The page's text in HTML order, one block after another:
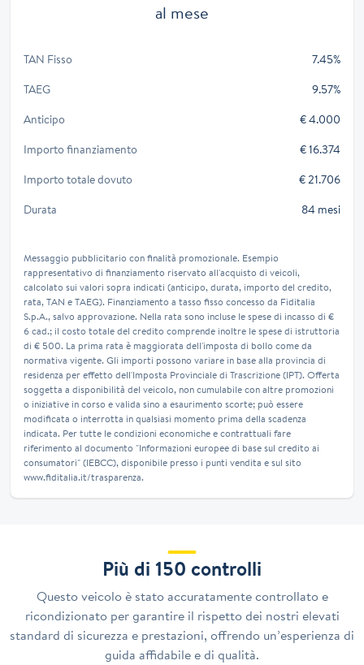
al mese
TAN Fisso
7.45%
TAEG
9.57%
Anticipo
€ 4.000
Importo finanziamento
€ 16.374
Importo totale dovuto
€ 21.706
Durata
84 mesi
Messaggio pubblicitario con finalità promozionale. Esempio
rappresentativo di finanziamento riservato all'acquisto di veicoli,
calcolato sui valori sopra indicati (anticipo, durata, importo del credito,
rata, TAN e TAEG). Finanziamento a tasso fisso concesso da Fiditalia
S.p.A., salvo approvazione. Nella rata sono incluse le spese di incasso di €
6 cad.; il costo totale del credito comprende inoltre le spese di istruttoria
di € 500. La prima rata è maggiorata dell'imposta di bollo come da
normativa vigente. Gli importi possono variare in base alla provincia di
residenza per effetto dell'Imposta Provinciale di Trascrizione (IPT). Offerta
soggetta a disponibilità del veicolo, non cumulabile con altre promozioni
o iniziative in corso e valida sino a esaurimento scorte; può essere
modificata o interrotta in qualsiasi momento prima della scadenza
indicata. Per tutte le condizioni economiche e contrattuali fare
riferimento al documento "Informazioni europee di base sul credito ai
consumatori" (IEBCC), disponibile presso i punti vendita e sul sito
www.fiditalia.it/trasparenza.
Più di 150 controlli
Questo veicolo è stato accuratamente controllato e
ricondizionato per garantire il rispetto dei nostri elevati
standard di sicurezza e prestazioni, offrendo un’esperienza di
guida affidabile e di qualità.